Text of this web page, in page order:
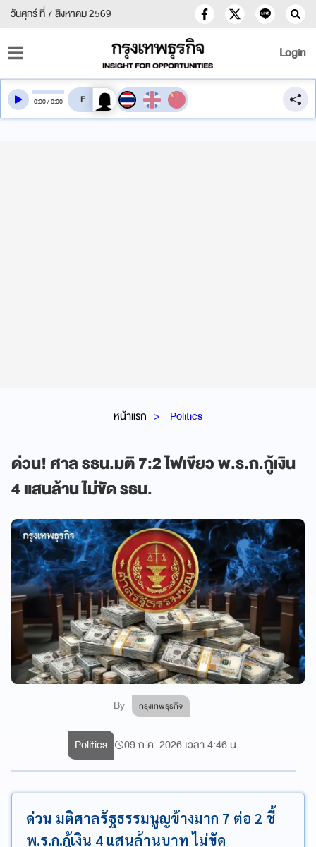
วันศุกร์ ที่ 7 สิงหาคม 2569
Login
หน้าแรก Politics
ด่วน! ศาล รธน.มติ 7:2 ไฟเขียว พ.ร.ก.กู้เงิน
4 แสนล้าน ไม่ขัด รธน.
By กรุงเทพธุรกิจ
0:00/0:00 สลับเสียงอ่าน
Politics 09 ก.ค. 2026 เวลา 4:46 น.
ด่วน มติศาลรัฐธรรมนูญข้างมาก 7 ต่อ 2 ชี้
พ.ร.ก.กู้เงิน 4 แสนล้านบาท ไม่ขัด